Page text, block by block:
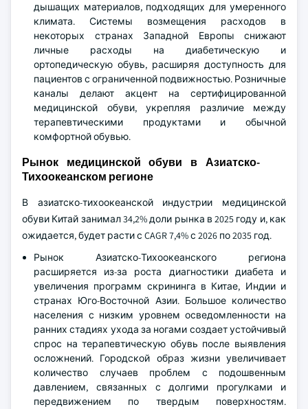
дышащих материалов, подходящих для умеренного
климата. Системы возмещения расходов в
некоторых странах Западной Европы снижают
личные расходы на диабетическую и
ортопедическую обувь, расширяя доступность для
пациентов с ограниченной подвижностью. Розничные
каналы делают акцент на сертифицированной
медицинской обуви, укрепляя различие между
терапевтическими продуктами и обычной
комфортной обувью.
Рынок медицинской обуви в Азиатско-
Тихоокеанском регионе
В азиатско-тихоокеанской индустрии медицинской
обуви Китай занимал 34,2% доли рынка в 2025 году и, как
ожидается, будет расти с CAGR 7,4% с 2026 по 2035 год.
Рынок Азиатско-Тихоокеанского региона
расширяется из-за роста диагностики диабета и
увеличения программ скрининга в Китае, Индии и
странах Юго-Восточной Азии. Большое количество
населения с низким уровнем осведомленности на
ранних стадиях ухода за ногами создает устойчивый
спрос на терапевтическую обувь после выявления
осложнений. Городской образ жизни увеличивает
количество случаев проблем с подошвенным
давлением, связанных с долгими прогулками и
передвижением по твердым поверхностям.